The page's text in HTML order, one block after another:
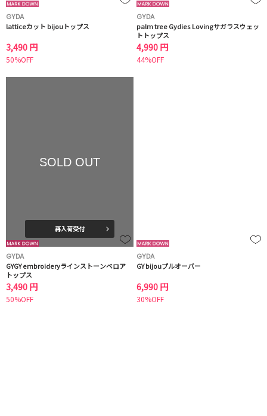
GYDA
latticeカット bijouトップス
3,490 円
50%OFF
GYDA
palm tree Gydies Lovingサガラスウェッ
トトップス
4,990 円
44%OFF
SOLD OUT
再入荷受付
GYDA
GYGY embroideryラインストーンベロア
トップス
3,490 円
50%OFF
GYDA
GY bijouプルオーバー
6,990 円
30%OFF